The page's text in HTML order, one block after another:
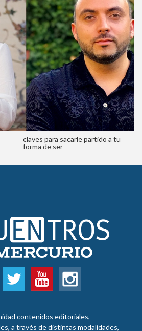
claves para sacarle partido a tu
forma de ser
con la sociedad, más allá de la